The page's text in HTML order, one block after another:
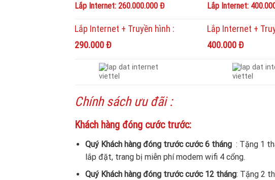
Lắp Internet: 260.000.000 Đ Lắp Internet:
Lắp Internet + Truyền hình :
290.000 Đ
Lắp Internet +
400.000 Đ
Chính sách ưu đãi :
Khách hàng đóng cước trước:
Quý Khách hàng đóng trước cước 6 tháng : Tặng 1
lắp đặt, trang bị miễn phí modem wifi 4 cổng.
Quý Khách hàng đóng trước cước 12 tháng: Tặng 2